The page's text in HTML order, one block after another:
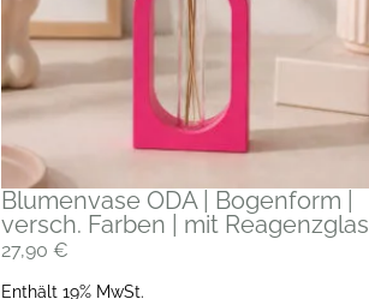
Blumenvase ODA | Bogenform |
versch. Farben | mit Reagenzglas
27,90 €
Enthält 19% MwSt.